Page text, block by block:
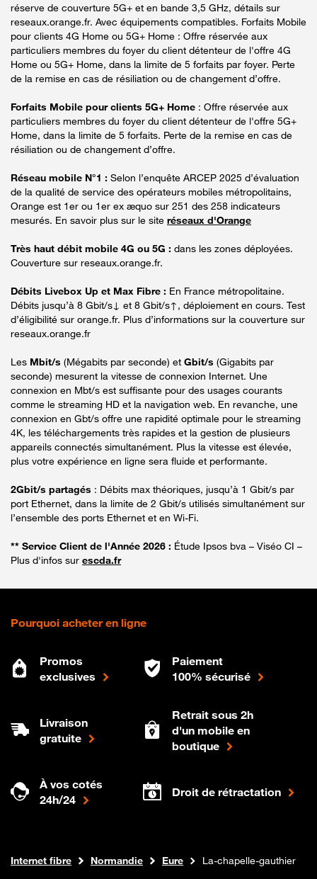
réserve de couverture 5G+ et en bande 3,5 GHz, détails sur
reseaux.orange.fr. Avec équipements compatibles. Forfaits Mobile
pour clients 4G Home ou 5G+ Home : Offre réservée aux
particuliers membres du foyer du client détenteur de l'offre 4G
Home ou 5G+ Home, dans la limite de 5 forfaits par foyer. Perte
de la remise en cas de résiliation ou de changement d’offre.
Forfaits Mobile pour clients 5G+ Home : Offre réservée aux
particuliers membres du foyer du client détenteur de l'offre 5G+
Home, dans la limite de 5 forfaits. Perte de la remise en cas de
résiliation ou de changement d’offre.
Réseau mobile N°1 : Selon l’enquête ARCEP 2025 d’évaluation
de la qualité de service des opérateurs mobiles métropolitains,
Orange est 1er ou 1er ex æquo sur 251 des 258 indicateurs
mesurés. En savoir plus sur le site réseaux d'Orange
Très haut débit mobile 4G ou 5G : dans les zones déployées.
Couverture sur reseaux.orange.fr.
Débits Livebox Up et Max Fibre : En France métropolitaine.
Débits jusqu’à 8 Gbit/s↓ et 8 Gbit/s↑, déploiement en cours. Test
d’éligibilité sur orange.fr. Plus d’informations sur la couverture sur
reseaux.orange.fr
Les Mbit/s (Mégabits par seconde) et Gbit/s (Gigabits par
seconde) mesurent la vitesse de connexion Internet. Une
connexion en Mbt/s est suffisante pour des usages courants
comme le streaming HD et la navigation web. En revanche, une
connexion en Gbt/s offre une rapidité optimale pour le streaming
4K, les téléchargements très rapides et la gestion de plusieurs
appareils connectés simultanément. Plus la vitesse est élevée,
plus votre expérience en ligne sera fluide et performante.
2Gbit/s partagés : Débits max théoriques, jusqu’à 1 Gbit/s par
port Ethernet, dans la limite de 2 Gbit/s utilisés simultanément sur
l’ensemble des ports Ethernet et en Wi-Fi.
** Service Client de l'Année 2026 : Étude Ipsos bva – Viséo CI –
Plus d'infos sur escda.fr
Pourquoi acheter en ligne
Promos
exclusives
Paiement
100% sécurisé
Livraison
gratuite
Retrait sous 2h
d'un mobile en
boutique
À vos cotés
24h/24
Droit de rétractation
Boutique Orange
Internet fibre Normandie Eure La-chapelle-gauthier